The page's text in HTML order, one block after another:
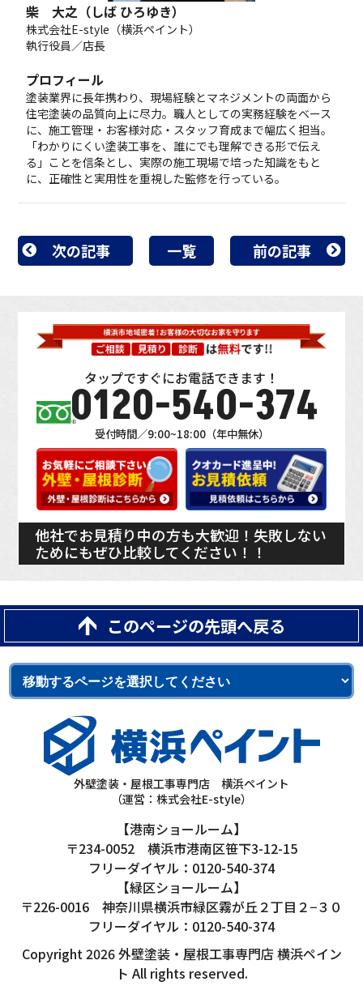
柴 大之（しば ひろゆき）
株式会社E-style（横浜ペイント）
執行役員／店長
プロフィール
塗装業界に長年携わり、現場経験とマネジメントの両面から
住宅塗装の品質向上に尽力。職人としての実務経験をベース
に、施工管理・お客様対応・スタッフ育成まで幅広く担当。
「わかりにくい塗装工事を、誰にでも理解できる形で伝え
る」ことを信条とし、実際の施工現場で培った知識をもと
に、正確性と実用性を重視した監修を行っている。
次の記事 一覧 前の記事
タップですぐにお電話できます！
0120-540-374
受付時間／9:00~18:00（年中無休）
他社でお見積り中の方も大歓迎！失敗しない
ためにもぜひ比較してください！！
このページの先頭へ戻る
外壁塗装・屋根工事専門店 横浜ペイント
（運営：株式会社E-style）
【港南ショールーム】
〒234-0052 横浜市港南区笹下3-12-15
フリーダイヤル：0120-540-374
【緑区ショールーム】
〒226-0016 神奈川県横浜市緑区霧が丘２丁目２−３０
フリーダイヤル：0120-540-374
Copyright 2026 外壁塗装・屋根工事専門店 横浜ペイン
ト All rights reserved.